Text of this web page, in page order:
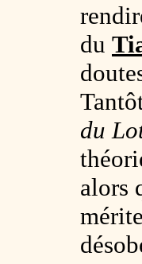
du
du
alors